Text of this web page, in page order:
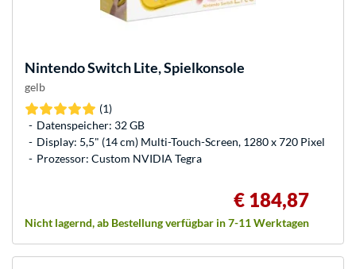
NintendoSwitch Lite, Spielkonsole
gelb
(1)
Datenspeicher: 32 GB
Display: 5,5" (14 cm) Multi-Touch-Screen, 1280 x 720 Pixel
Prozessor: Custom NVIDIA Tegra
€ 184,87
Nicht lagernd, ab Bestellung verfügbar in 7-11 Werktagen